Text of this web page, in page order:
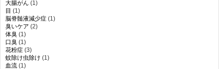
大腸がん (1)
目 (1)
脳脊髄液減少症 (1)
臭いケア (2)
体臭 (1)
口臭 (1)
花粉症 (3)
蚊除け虫除け (1)
血流 (1)